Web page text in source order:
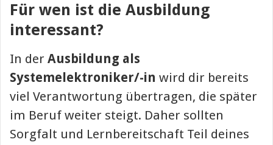
Für wen ist die Ausbildung
interessant?
In der Ausbildung als
Systemelektroniker/-in wird dir bereits
viel Verantwortung übertragen, die später
im Beruf weiter steigt. Daher sollten
Sorgfalt und Lernbereitschaft Teil deines